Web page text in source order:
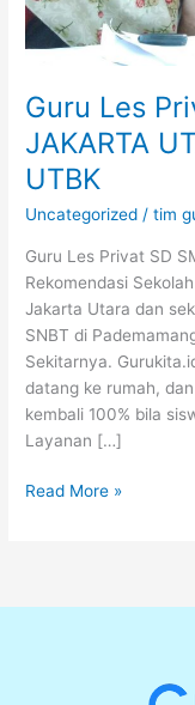
Guru Les
JAKARTA
UTBK
Uncategorized /tim
Guru Les Privat SD
Rekomendasi
Jakarta Utara dan
SNBT di
Sekitarnya.
datang ke rumah,
kembali 100% bila
Layanan […]
SMA
UTBK
Read More »